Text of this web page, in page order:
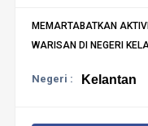
MEMARTABATKAN
WARISAN DI NEGERI
Negeri : Kelantan